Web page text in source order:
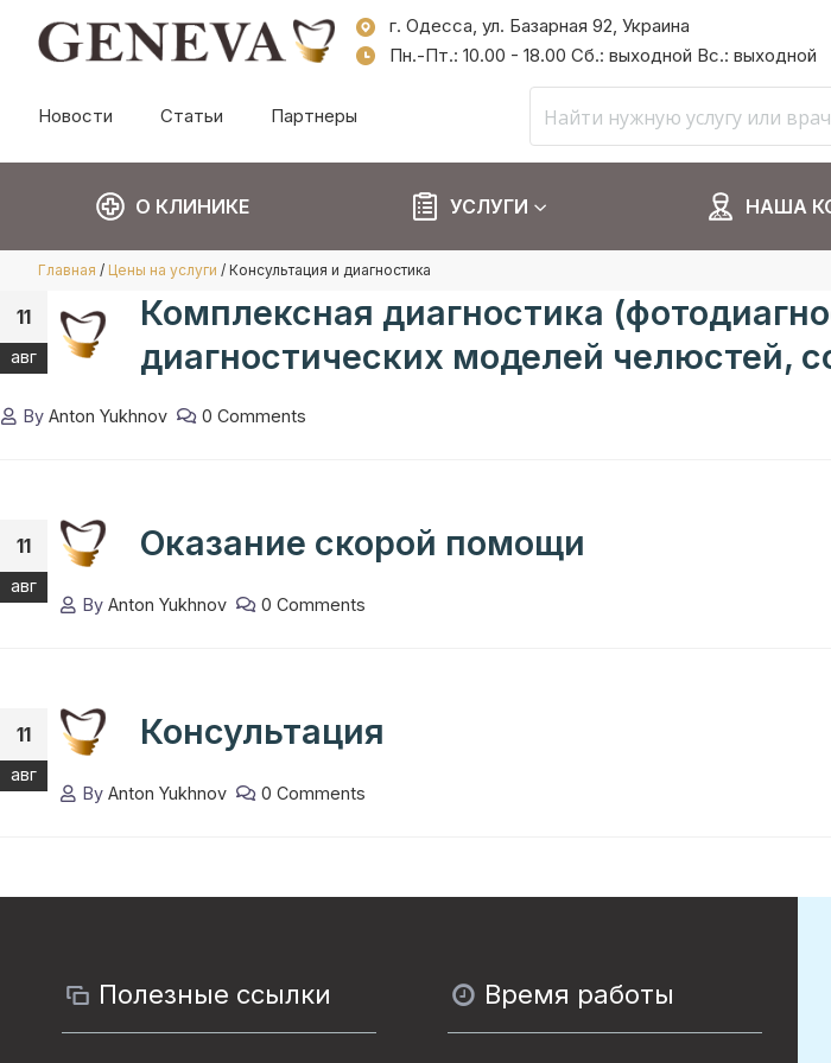
г. Одесса, ул. Базарная 92, Украина
Пн.-Пт.: 10.00 - 18.00 Сб.: выходной Вс.: выходной
Новости Статьи Партнеры
О КЛИНИКЕ УСЛУГИ НАША
Главная / Цены на услуги / Консультация и диагностика
11
авг
Комплексная диагностика
диагностических моделей челюстей,
ByAnton Yukhnov 0 Comments
11
авг
Оказание скорой помощи
ByAnton Yukhnov 0 Comments
11
авг
Консультация
ByAnton Yukhnov 0 Comments
Полезные ссылки Время работы